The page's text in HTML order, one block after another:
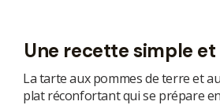
Une recette simple
La tarte aux pommes de terre et
plat réconfortant qui se prépare